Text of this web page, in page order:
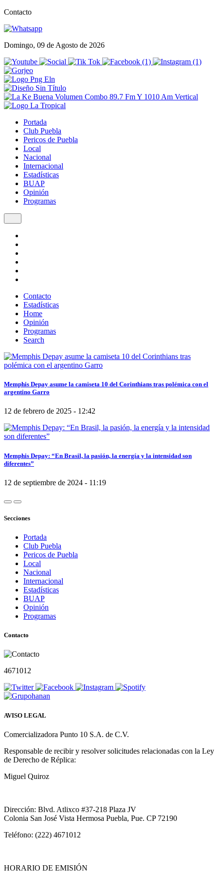
Contacto
Domingo, 09 de Agosto de 2026
Portada
Club Puebla
Pericos de Puebla
Local
Nacional
Internacional
Estadísticas
BUAP
Opinión
Programas
Contacto
Estadísticas
Home
Opinión
Programas
Search
Memphis Depay asume la camiseta 10 del Corinthians tras polémica con el
argentino Garro
12 de febrero de 2025 - 12:42
Memphis Depay: “En Brasil, la pasión, la energía y la intensidad son
diferentes”
12 de septiembre de 2024 - 11:19
Secciones
Portada
Club Puebla
Pericos de Puebla
Local
Nacional
Internacional
Estadísticas
BUAP
Opinión
Programas
Contacto
4671012
AVISO LEGAL
Comercializadora Punto 10 S.A. de C.V.
Responsable de recibir y resolver solicitudes relacionadas con la Ley
de Derecho de Réplica:
Miguel Quiroz
Dirección: Blvd. Atlixco #37-218 Plaza JV
Colonia San José Vista Hermosa Puebla, Pue. CP 72190
Teléfono: (222) 4671012
HORARIO DE EMISIÓN